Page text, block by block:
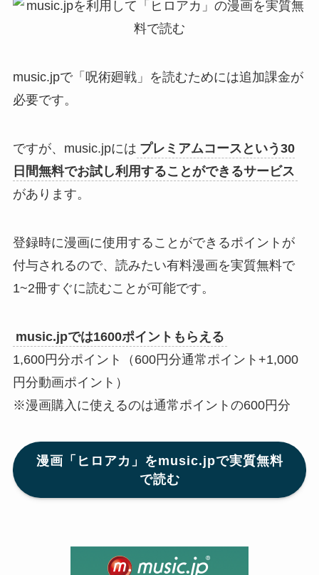
music.jpで「呪術廻戦」を読むためには追加課金が
必要です。
ですが、music.jpには プレミアムコースという30
日間無料でお試し利用することができるサービス
があります。
登録時に漫画に使用することができるポイントが
付与されるので、読みたい有料漫画を実質無料で
1~2冊すぐに読むことが可能です。
music.jpでは1600ポイントもらえる
1,600円分ポイント（600円分通常ポイント+1,000
円分動画ポイント）
※漫画購入に使えるのは通常ポイントの600円分
漫画「ヒロアカ」をmusic.jpで実質無料
で読む